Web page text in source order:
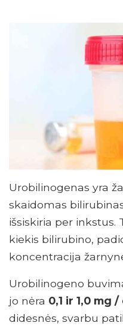
Urobilinogenas yra
skaidomas
išsiskiria per inkstus.
kiekis bilirubino,
koncentracija
Urobilinogeno
jo nėra 0,1 ir 1,0 mg /
didesnės, svarbu